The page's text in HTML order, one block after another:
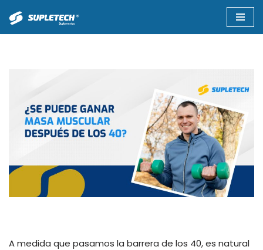
Saltar
A medida que pasamos la barrera de los 40, es natural